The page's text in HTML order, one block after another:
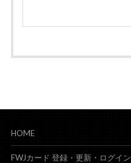
HOME
FWJカード 登録・更新・ログイン